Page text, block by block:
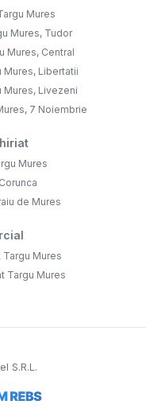
Mures
Mures, Tudor
Mures, Central
Mures, Libertatii
Mures, Livezeni
7 Noiembrie
Mures
de Mures
Mures
Targu Mures
S.R.L.